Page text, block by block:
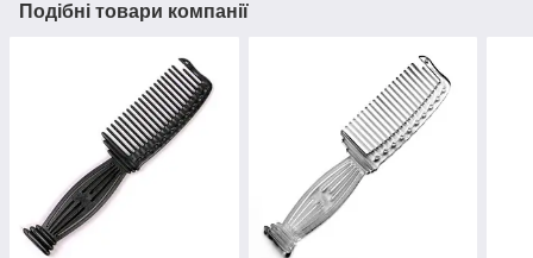
Подібні товари компанії